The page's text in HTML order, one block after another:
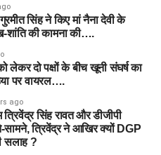
सिंह ने किए मां नैना देवी के
शांति की कामना की….
लेकर दो पक्षों के बीच खूनी संघर्ष का
पर वायरल….
ago
त्रिवेंद्र सिंह रावत और डीजीपी
त्रिवेंद्र ने आखिर क्यों DGP
सलाह ?